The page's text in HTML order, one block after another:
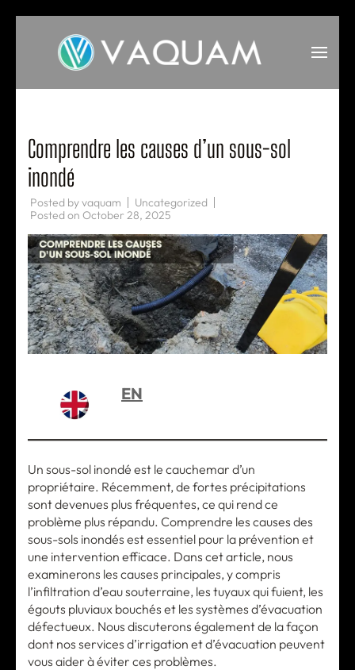
content
Enter)
VAQUAM
Irrigation
Comprendre les causes d’un sous-sol
inondé
Posted byvaquam
Uncategorized
Posted on October 28, 2025
EN
Un sous-sol inondé est le cauchemar d’un
propriétaire. Récemment, de fortes précipitations
sont devenues plus fréquentes, ce qui rend ce
problème plus répandu. Comprendre les causes des
sous-sols inondés est essentiel pour la prévention et
une intervention efficace. Dans cet article, nous
examinerons les causes principales, y compris
l’infiltration d’eau souterraine, les tuyaux qui fuient, les
égouts pluviaux bouchés et les systèmes d’évacuation
défectueux. Nous discuterons également de la façon
dont nos services d’irrigation et d’évacuation peuvent
vous aider à éviter ces problèmes.